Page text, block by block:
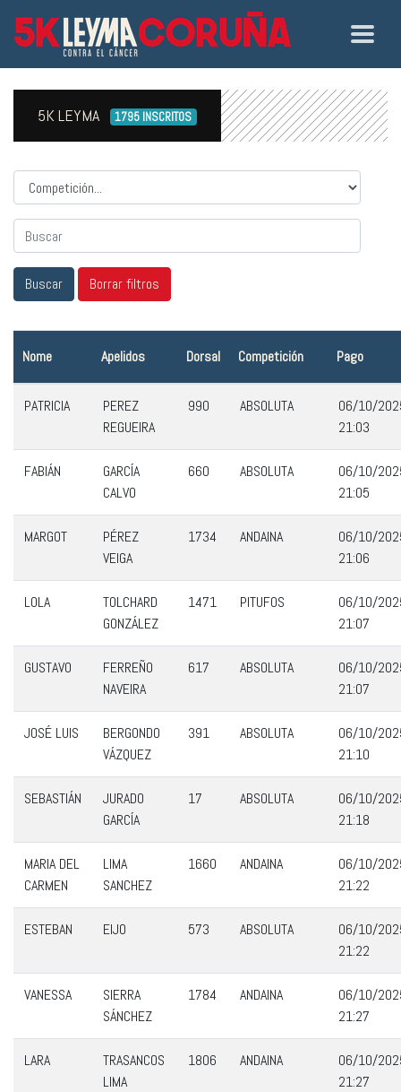
5K LEYMA 1795 INSCRITOS
Competicion
Nome Apelidos Dorsal Competición Pago
PATRICIA
PEREZ
REGUEIRA
990 ABSOLUTA
06/10/
21:03
FABIÁN
GARCÍA
CALVO
660 ABSOLUTA
06/10/
21:05
MARGOT
PÉREZ
VEIGA
1734 ANDAINA
06/10/
21:06
LOLA
TOLCHARD
GONZÁLEZ
1471 PITUFOS
06/10/
21:07
GUSTAVO
FERREÑO
NAVEIRA
617 ABSOLUTA
06/10/
21:07
JOSÉ LUIS
BERGONDO
VÁZQUEZ
391 ABSOLUTA
06/10/
21:10
SEBASTIÁN
JURADO
GARCÍA
17 ABSOLUTA
06/10/
21:18
MARIA DEL
CARMEN
LIMA
SANCHEZ
1660 ANDAINA
06/10/
21:22
ESTEBAN EIJO 573 ABSOLUTA
06/10/
21:22
VANESSA
SIERRA
SÁNCHEZ
1784 ANDAINA
06/10/
21:27
LARA
TRASANCOS
LIMA
1806 ANDAINA
06/10/
21:27